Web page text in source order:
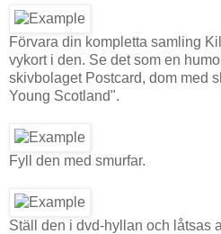
Förvara din kompletta samling
vykort i den. Se det som en
skivbolaget Postcard, dom med
Young Scotland".
Fyll den med smurfar.
Ställ den i dvd-hyllan och låtsas